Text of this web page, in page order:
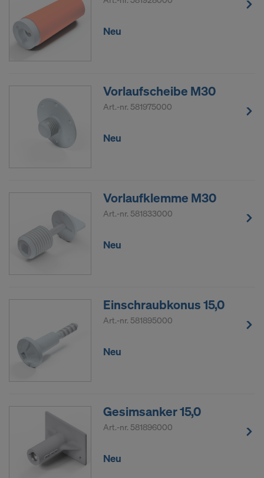
Neu
Vorlaufscheibe M30
Art.-nr. 581975000
Neu
Vorlaufklemme M30
Art.-nr. 581833000
Neu
Einschraubkonus 15,0
Art.-nr. 581895000
Neu
Gesimsanker 15,0
Art.-nr. 581896000
Neu